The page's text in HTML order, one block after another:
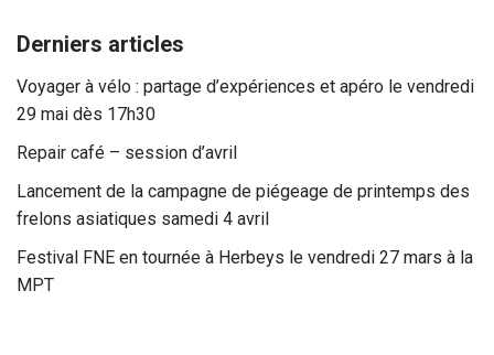
Derniers articles
Voyager à vélo : partage d’expériences et apéro le vendredi
29 mai dès 17h30
Repair café – session d’avril
Lancement de la campagne de piégeage de printemps des
frelons asiatiques samedi 4 avril
Festival FNE en tournée à Herbeys le vendredi 27 mars à la
MPT